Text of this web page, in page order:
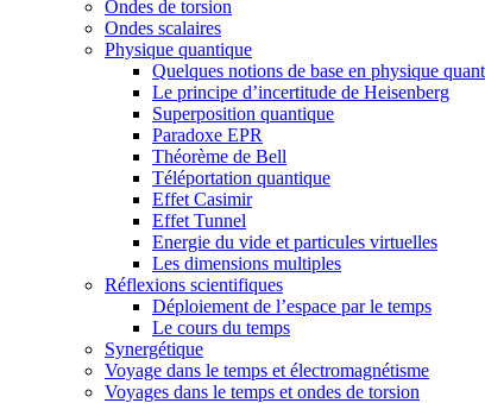
Ondes de torsion
Ondes scalaires
Physique quantique
Quelques notions de base en physique
Le principe d’incertitude de Heisenberg
Superposition quantique
Paradoxe EPR
Théorème de Bell
Téléportation quantique
Effet Casimir
Effet Tunnel
Energie du vide et particules virtuelles
Les dimensions multiples
Réflexions scientifiques
Déploiement de l’espace par le temps
Le cours du temps
Synergétique
Voyage dans le temps et électromagnétisme
Voyages dans le temps et ondes de torsion